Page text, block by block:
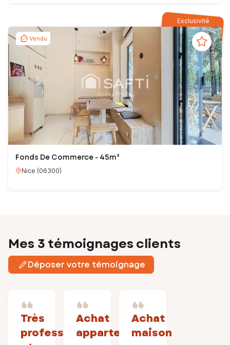
Exclusivité
Vendu
Fonds De Commerce - 45m²
Nice (06300)
Mes 3 témoignages clients
Déposer votre témoignage
Très
professionnelle
Achat
appartement
Achat
maison